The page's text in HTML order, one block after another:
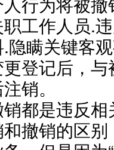
工作人员.
隐瞒关键客
登记后，
销。
都是违反
撤销的区